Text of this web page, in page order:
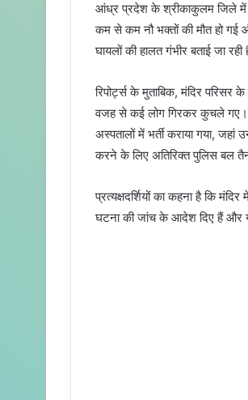
n
d
a
e
m
a
आंध्र प्रदेश के श्रीकाकुलम जिले में
कम से कम नौ भक्तों की मौत हो गई
घायलों की हालत गंभीर बताई जा रही
रिपोर्ट्स के मुताबिक, मंदिर
वजह से कई लोग गिरकर कुचले गए।
अस्पतालों में भर्ती कराया गया,
करने के लिए अतिरिक्त पुलिस बल
प्रत्यक्षदर्शियों का कहना है कि
घटना की जांच के आदेश दिए हैं और